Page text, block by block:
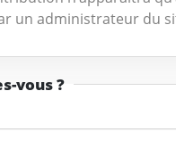
un administrateur du
vous ?